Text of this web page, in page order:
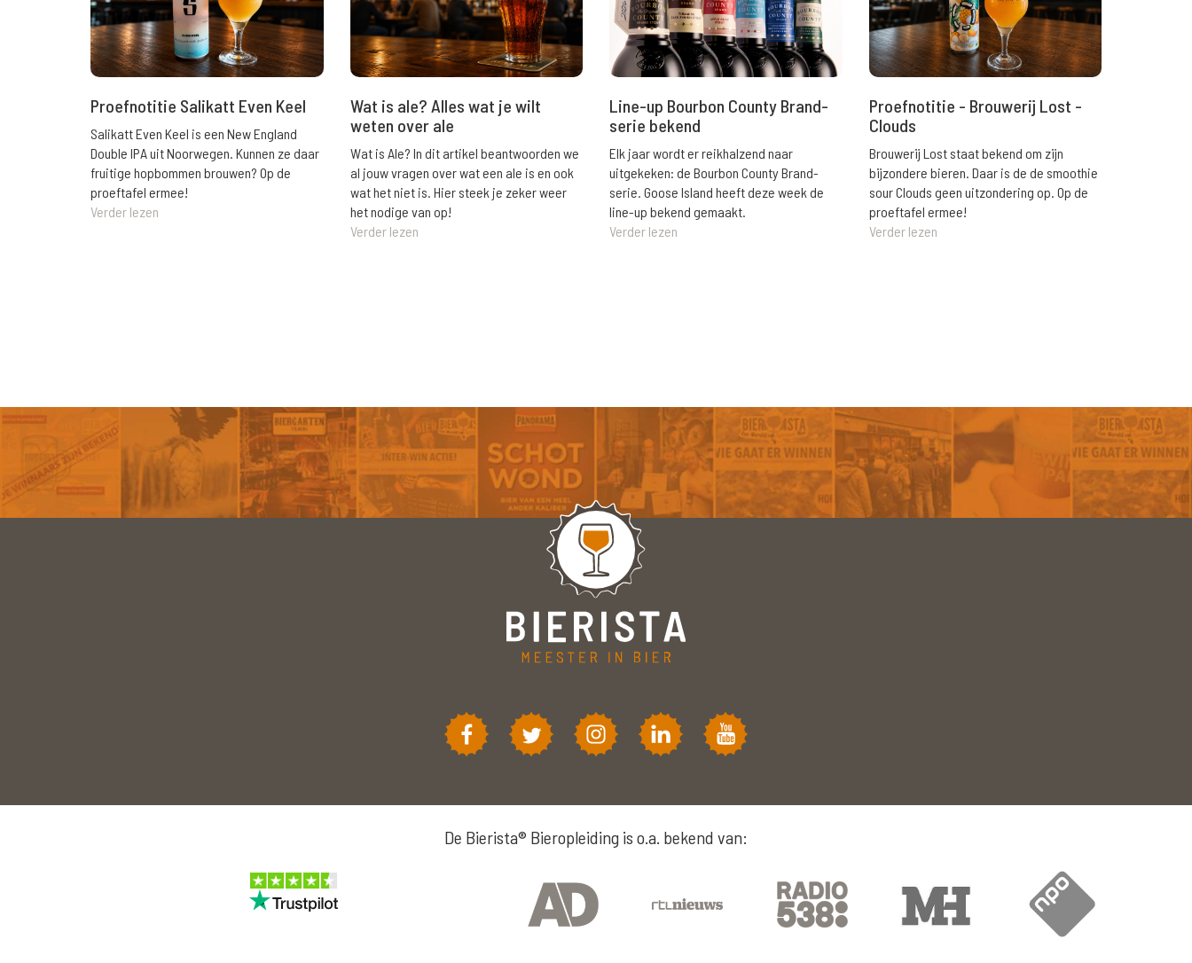
Proefnotitie Salikatt Even Keel
Salikatt Even Keel is een New England
Double IPA uit Noorwegen. Kunnen ze daar
fruitige hopbommen brouwen? Op de
proeftafel ermee!
Verder lezen
Wat is ale? Alles wat je wilt
weten over ale
Wat is Ale? In dit artikel beantwoorden we
al jouw vragen over wat een ale is en ook
wat het niet is. Hier steek je zeker weer
het nodige van op!
Verder lezen
Line-up Bourbon County Brand-
serie bekend
Elk jaar wordt er reikhalzend naar
uitgekeken: de Bourbon County Brand-
serie. Goose Island heeft deze week de
line-up bekend gemaakt.
Verder lezen
Proefnotitie - Brouwerij Lost -
Clouds
Brouwerij Lost staat bekend om zijn
bijzondere bieren. Daar is de de smoothie
sour Clouds geen uitzondering op. Op de
proeftafel ermee!
Verder lezen
De Bierista® Bieropleiding is o.a. bekend van: